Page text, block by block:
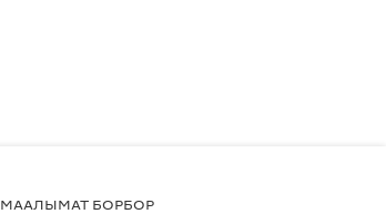
МААЛЫМАТ БОРБОР